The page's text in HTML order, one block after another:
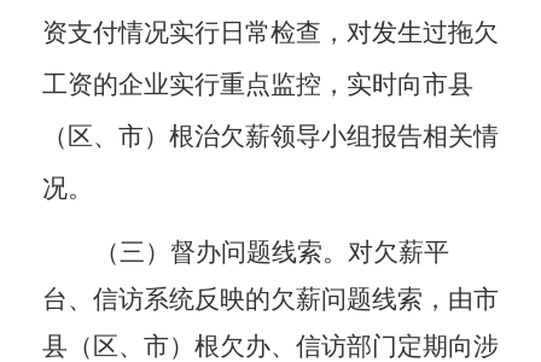
资支付情况实行日常检查，对发生过拖欠
工资的企业实行重点监控，实时向市县
（区、市）根治欠薪领导小组报告相关情
况。
（三）督办问题线索。 对欠薪平
台、信访系统反映的欠薪问题线索，由市
县（区、市）根欠办、信访部门定期向涉